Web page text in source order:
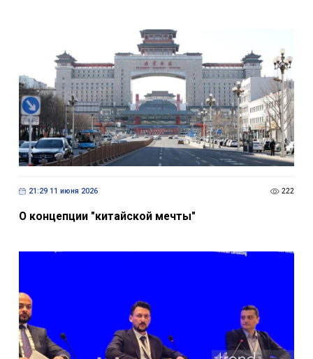
21:29 11 июня 2026 222
О концепции "китайской мечты"